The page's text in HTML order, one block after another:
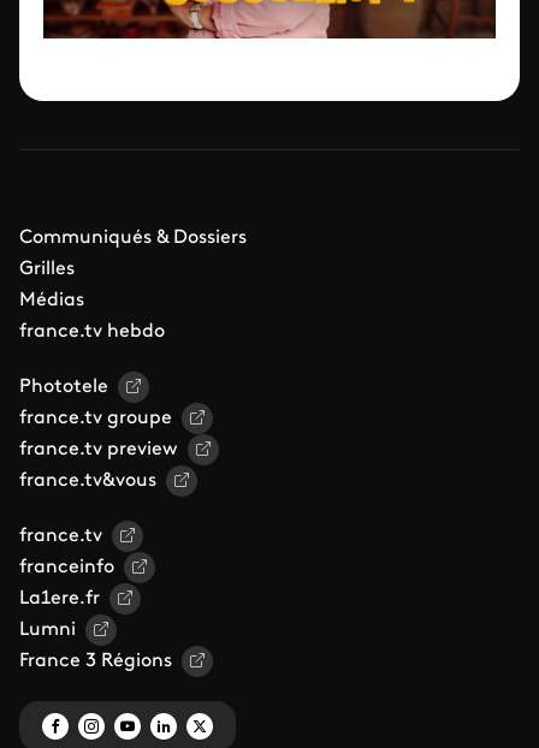
Communiqués & Dossiers
Grilles
Médias
france.tv hebdo
Phototele
france.tv groupe
france.tv preview
france.tv&vous
france.tv
franceinfo
La1ere.fr
Lumni
France 3 Régions